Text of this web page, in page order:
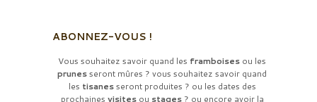
ABONNEZ-VOUS !
Vous souhaitez savoir quand les framboises ou les
prunesseront mûres ? vous souhaitez savoir quand
les tisanesseront produites ? ou les dates des
prochaines visitesou stages? ou encore avoir la